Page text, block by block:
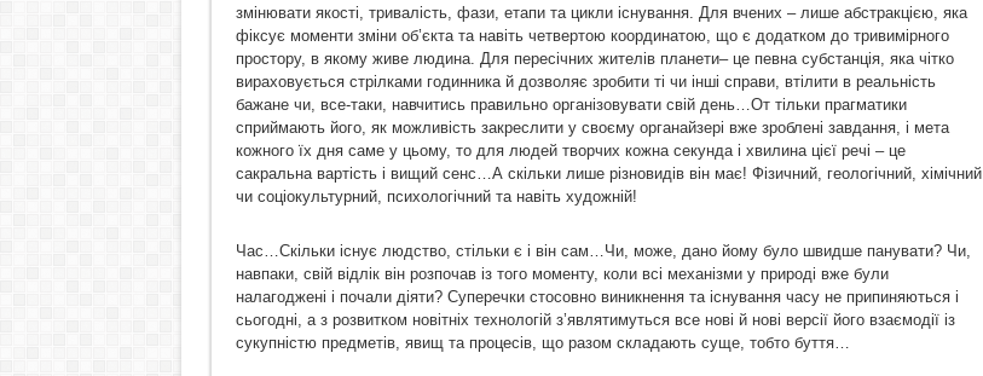
змінювати якості, тривалість, фази, етапи та цикли існування. Для вчених – лише абстракцією, яка
фіксує моменти зміни об’єкта та навіть четвертою координатою, що є додатком до тривимірного
простору, в якому живе людина. Для пересічних жителів планети– це певна субстанція, яка чітко
вираховується стрілками годинника й дозволяє зробити ті чи інші справи, втілити в реальність
бажане чи, все-таки, навчитись правильно організовувати свій день…От тільки прагматики
сприймають його, як можливість закреслити у своєму органайзері вже зроблені завдання, і мета
кожного їх дня саме у цьому, то для людей творчих кожна секунда і хвилина цієї речі – це
сакральна вартість і вищий сенс…А скільки лише різновидів він має! Фізичний, геологічний, хімічний
чи соціокультурний, психологічний та навіть художній!
Час…Скільки існує людство, стільки є і він сам…Чи, може, дано йому було швидше панувати? Чи,
навпаки, свій відлік він розпочав із того моменту, коли всі механізми у природі вже були
налагоджені і почали діяти? Суперечки стосовно виникнення та існування часу не припиняються і
сьогодні, а з розвитком новітніх технологій з’являтимуться все нові й нові версії його взаємодії із
сукупністю предметів, явищ та процесів, що разом складають суще, тобто буття…